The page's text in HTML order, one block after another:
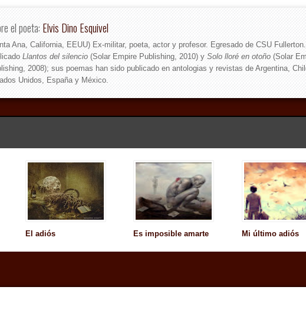
el poeta:Elvis Dino Esquivel
Ana, California, EEUU) Ex-militar, poeta, actor y profesor. Egresado de CSU
Llantos del silencio(Solar Empire Publishing, 2010) ySolo lloré en otoño(Solar
2008); sus poemas han sido publicado en antologias y revistas de Argentina,
Unidos, España y México.
El adiós Es imposible amarte Mi último adiós